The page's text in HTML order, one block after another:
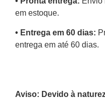
em estoque.
•⁠ Entrega em 60 dias:
entrega em até 60 dias.
Aviso: Devido à